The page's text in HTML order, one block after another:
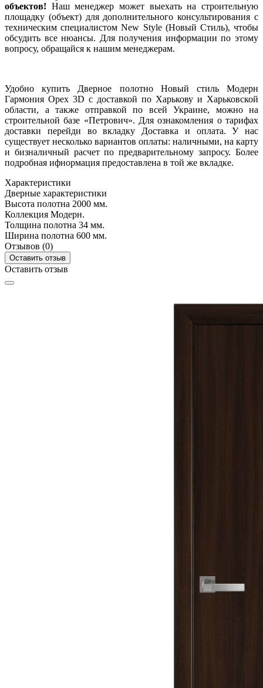
объектов! Наш менеджер может выехать на строительную
площадку (объект) для дополнительного консультирования с
техническим специалистом New Style (Новый Стиль), чтобы
обсудить все нюансы. Для получения информации по этому
вопросу, обращайся к нашим менеджерам.
Удобно купить Дверное полотно Новый стиль Модерн
Гармония Орех 3D с доставкой по Харькову и Харьковской
области, а также отправкой по всей Украине, можно на
строительной базе «Петрович». Для ознакомления о тарифах
доставки перейди во вкладку Доставка и оплата. У нас
существует несколько вариантов оплаты: наличными, на карту
и бизналичный расчет по предварительному запросу. Более
подробная ифнормация предоставлена в той же вкладке.
Характеристики
Дверные характеристики
Высота полотна 2000 мм.
Коллекция Модерн.
Толщина полотна 34 мм.
Ширина полотна 600 мм.
Отзывов (0)
Оставить отзыв
Оставить отзыв